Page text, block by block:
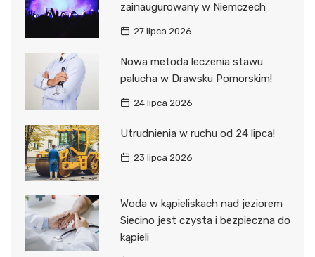
zainaugurowany w Niemczech
27 lipca 2026
Nowa metoda leczenia stawu
palucha w Drawsku Pomorskim!
24 lipca 2026
Utrudnienia w ruchu od 24 lipca!
23 lipca 2026
Woda w kąpieliskach nad jeziorem
Siecino jest czysta i bezpieczna do
kąpieli